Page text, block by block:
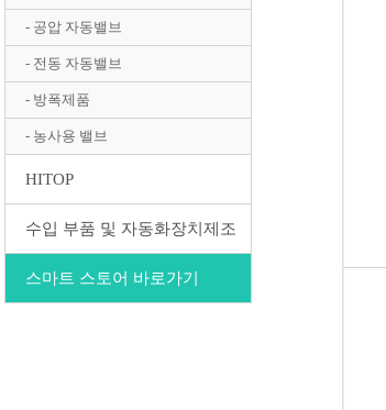
- 공압 자동밸브
- 전동 자동밸브
- 방폭제품
- 농사용 밸브
HITOP
수입 부품 및 자동화장치제조
스마트 스토어 바로가기